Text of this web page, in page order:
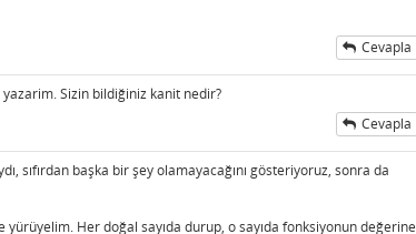
Cevapla
Sizin bildiğiniz kanit nedir?
Cevapla
sıfırdan başka bir şey olamayacağını gösteriyoruz, sonra da
Her doğal sayıda durup, o sayıda fonksiyonun değerine